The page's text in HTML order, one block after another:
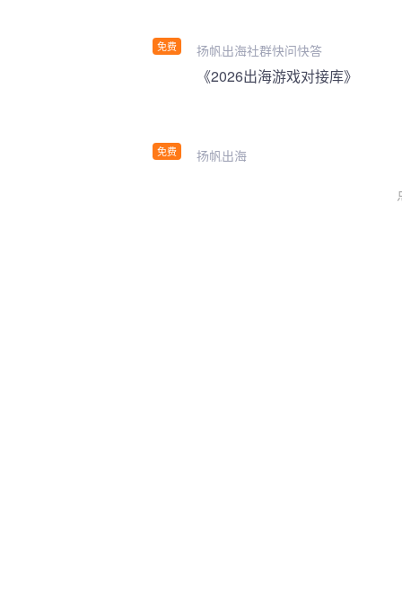
免费 扬帆出海社群快问快答
免费
《2026出海游戏对接库》
扬帆出海